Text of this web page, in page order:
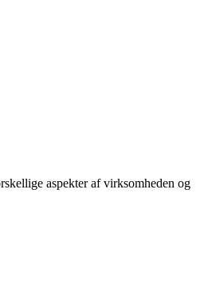
aspekter af virksomheden og